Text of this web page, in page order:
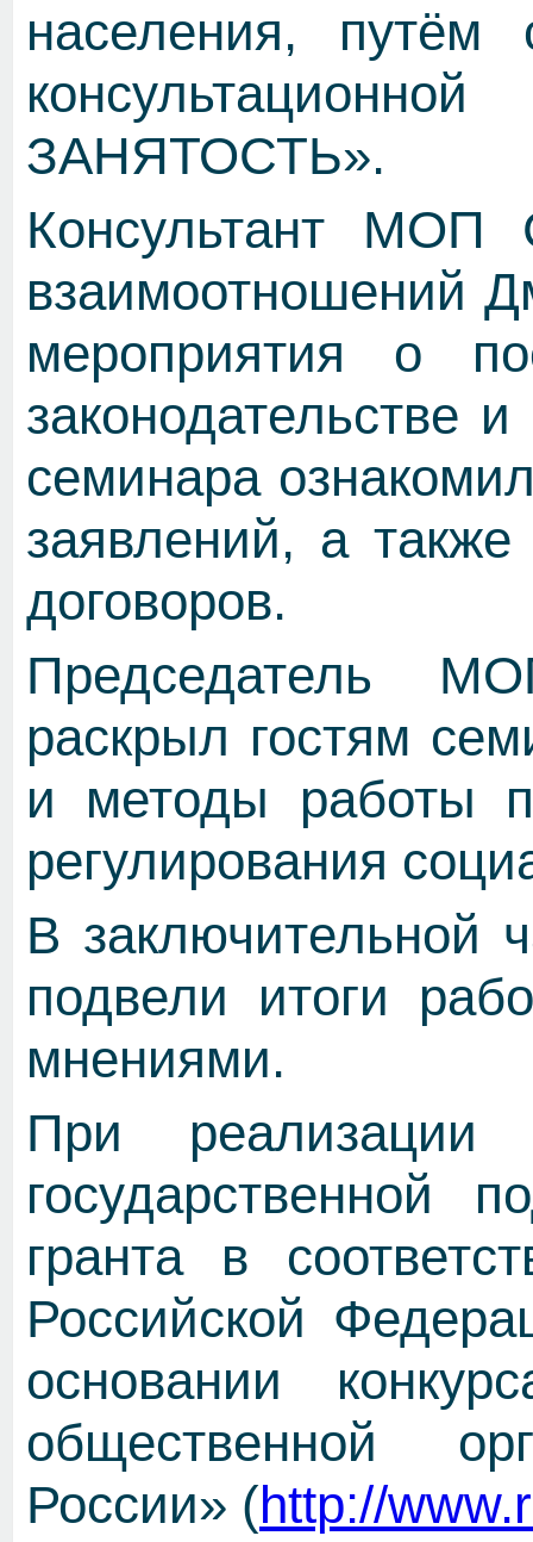
населения, путём
ЗАНЯТОСТЬ».
Консультант
взаимоотношений
мероприятия о
законодательстве
семинара
заявлений, а
договоров.
Председатель
раскрыл гостям
и методы работы
регулирования
В заключительной
подвели итоги
мнениями.
При реализации
государственной
гранта в
Российской
основании
общественной
России» (http://